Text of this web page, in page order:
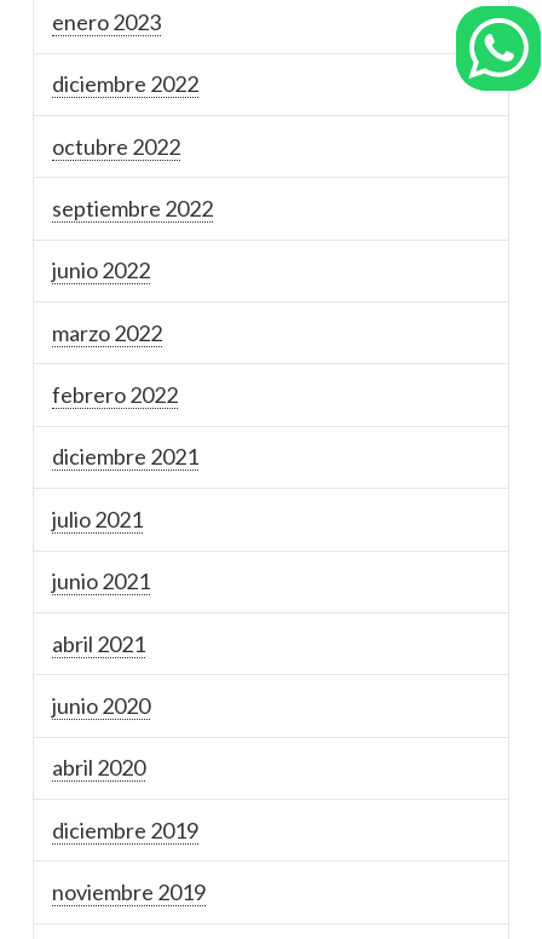
enero 2023
diciembre 2022
octubre 2022
septiembre 2022
junio 2022
marzo 2022
febrero 2022
diciembre 2021
julio 2021
junio 2021
abril 2021
junio 2020
abril 2020
diciembre 2019
noviembre 2019